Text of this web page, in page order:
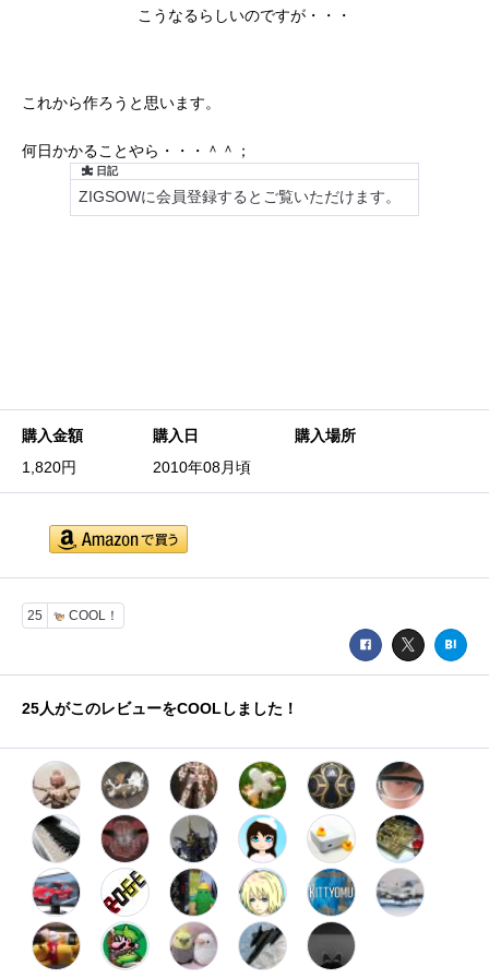
こうなるらしいのですが・・・
これから作ろうと思います。
何日かかることやら・・・＾＾；
購入金額
1,820円
購入日
2010年08月頃
購入場所
25 COOL！
25人がこのレビューをCOOLしました！